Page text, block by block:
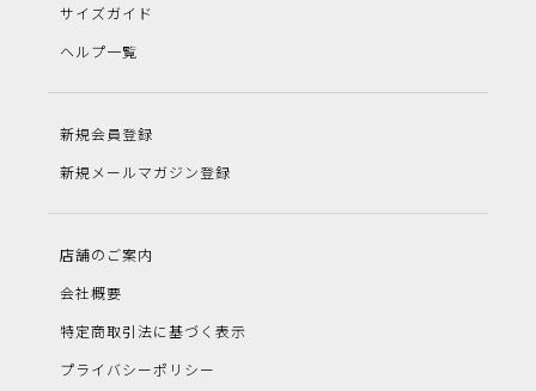
サイズガイド
ヘルプ一覧
新規会員登録
新規メールマガジン登録
店舗のご案内
会社概要
特定商取引法に基づく表示
プライバシーポリシー